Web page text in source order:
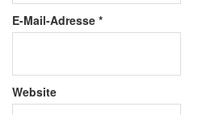
E-Mail-Adresse *
Website